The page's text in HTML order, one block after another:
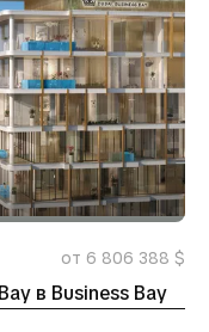
от 6 806 388 $
в Business Bay